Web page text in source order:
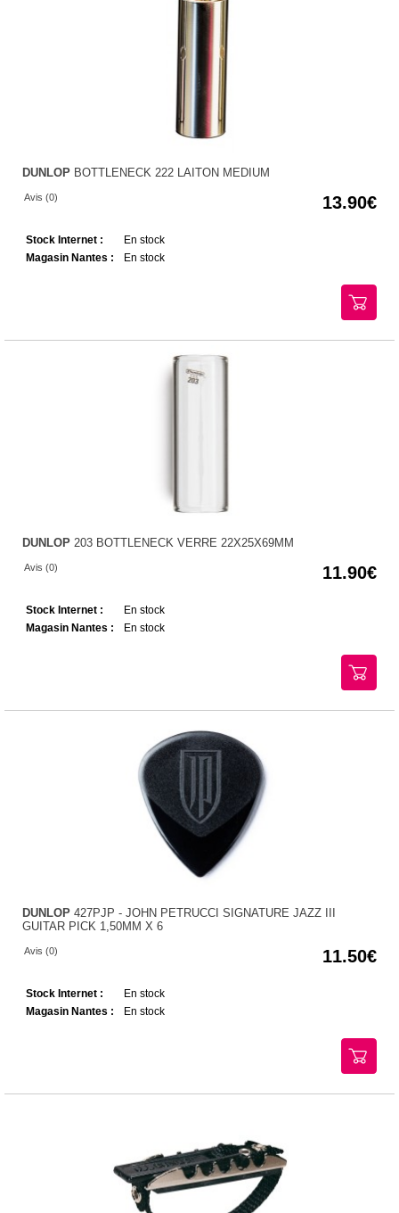
DUNLOP BOTTLENECK 222 LAITON MEDIUM
Avis (0) 13.90
Stock Internet :
En stock
Magasin Nantes :
En stock
DUNLOP 203 BOTTLENECK VERRE 22X25X69MM
Avis (0) 11.90
Stock Internet :
En stock
Magasin Nantes :
En stock
DUNLOP 427PJP - JOHN PETRUCCI SIGNATURE JAZZ III
GUITAR PICK 1,50MM X 6
Avis (0) 11.50
Stock Internet :
En stock
Magasin Nantes :
En stock